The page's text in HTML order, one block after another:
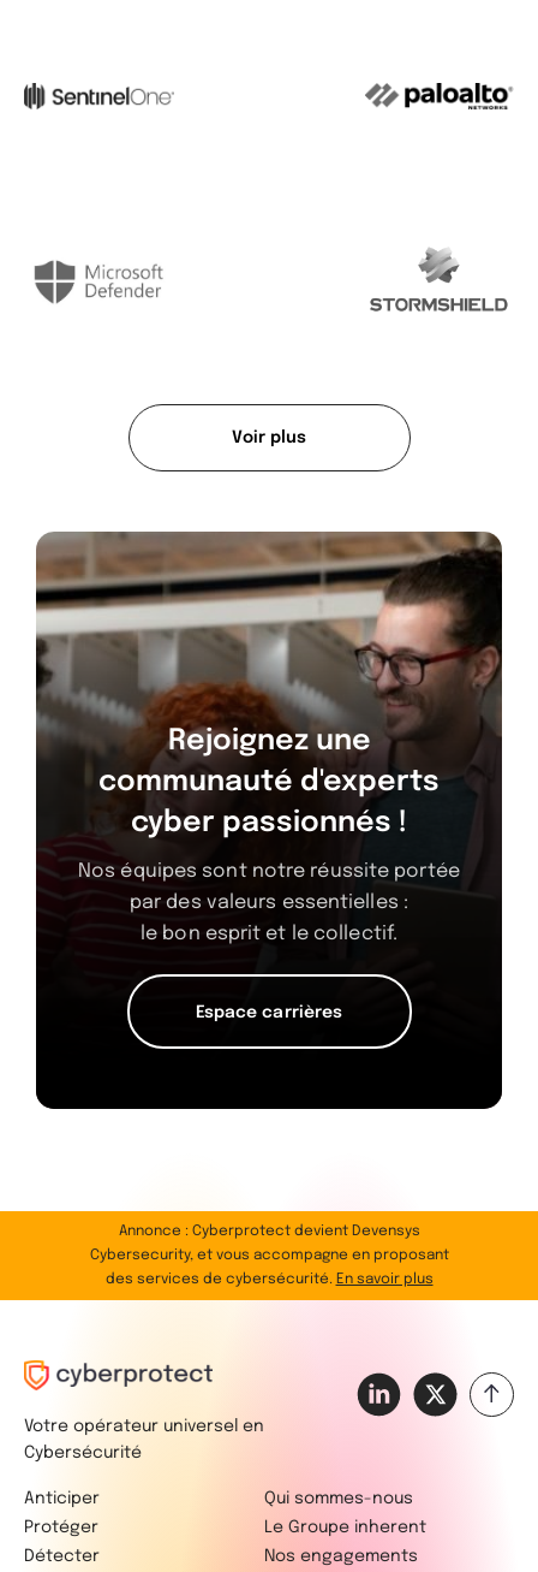
Voir plus
Rejoignez une
communauté d'experts
cyber passionnés !
Nos équipes sont notre réussite portée
par des valeurs essentielles :
le bon esprit et le collectif.
Espace carrières
Annonce : Cyberprotect devient Devensys
Cybersecurity, et vous accompagne en proposant
des services de cybersécurité. En savoir plus
Votre opérateur universel en
Cybersécurité
Anticiper
Protéger
Détecter
Qui sommes-nous
Le Groupe inherent
Nos engagements